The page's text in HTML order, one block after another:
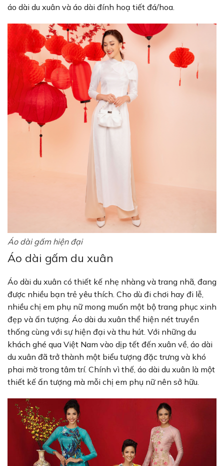
áo dài du xuân và áo dài đính hoạ tiết đá/hoa.
Áo dài gấm hiện đại
Áo dài gấm du xuân
Áo dài du xuân có thiết kế nhẹ nhàng và trang nhã, đang
được nhiều bạn trẻ yêu thích. Cho dù đi chơi hay đi lễ,
nhiều chị em phụ nữ mong muốn một bộ trang phục xinh
đẹp và ấn tượng. Áo dài du xuân thể hiện nét truyền
thống cùng với sự hiện đại và thu hút. Với những du
khách ghé qua Việt Nam vào dịp tết đến xuân về, áo dài
du xuân đã trở thành một biểu tượng đặc trưng và khó
phai mờ trong tâm trí. Chính vì thế, áo dài du xuân là một
thiết kế ấn tượng mà mỗi chị em phụ nữ nên sở hữu.